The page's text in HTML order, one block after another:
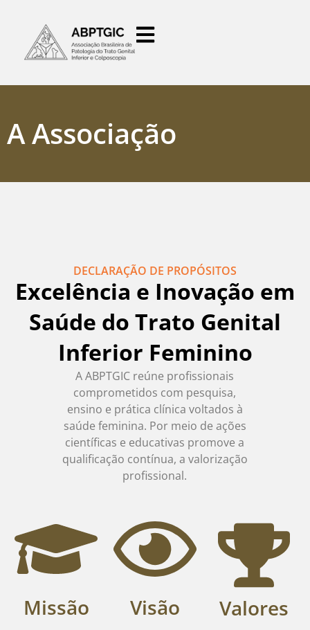
A Associação
DECLARAÇÃO DE PROPÓSITOS
Excelência e Inovação em
Saúde do Trato Genital
Inferior Feminino
A ABPTGIC reúne profissionais
comprometidos com pesquisa,
ensino e prática clínica voltados à
saúde feminina. Por meio de ações
científicas e educativas promove a
qualificação contínua, a valorização
profissional.
Missão Visão Valores